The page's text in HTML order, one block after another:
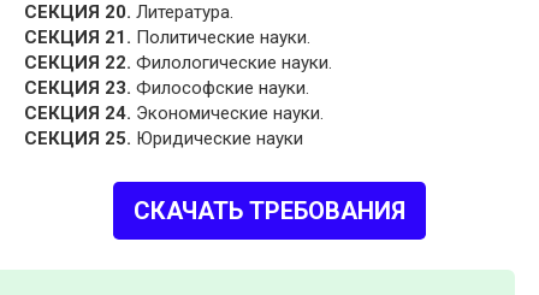
СЕКЦИЯ 20. Литература.
СЕКЦИЯ 21. Политические науки.
СЕКЦИЯ 22. Филологические науки.
СЕКЦИЯ 23. Философские науки.
СЕКЦИЯ 24. Экономические науки.
СЕКЦИЯ 25. Юридические науки
СКАЧАТЬ ТРЕБОВАНИЯ